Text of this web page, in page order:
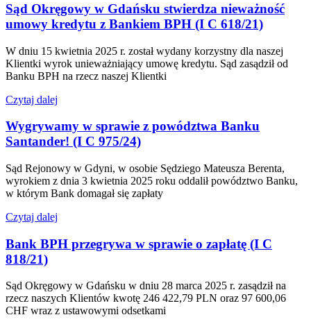
Sąd Okręgowy w Gdańsku stwierdza nieważność
umowy kredytu z Bankiem BPH (I C 618/21)
W dniu 15 kwietnia 2025 r. został wydany korzystny dla naszej
Klientki wyrok unieważniający umowę kredytu. Sąd zasądził od
Banku BPH na rzecz naszej Klientki
Czytaj dalej
Wygrywamy w sprawie z powództwa Banku
Santander! (I C 975/24)
Sąd Rejonowy w Gdyni, w osobie Sędziego Mateusza Berenta,
wyrokiem z dnia 3 kwietnia 2025 roku oddalił powództwo Banku,
w którym Bank domagał się zapłaty
Czytaj dalej
Bank BPH przegrywa w sprawie o zapłatę (I C
818/21)
Sąd Okręgowy w Gdańsku w dniu 28 marca 2025 r. zasądził na
rzecz naszych Klientów kwotę 246 422,79 PLN oraz 97 600,06
CHF wraz z ustawowymi odsetkami